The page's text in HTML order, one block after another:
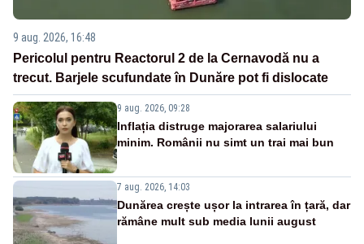
9 aug. 2026, 16:48
Pericolul pentru Reactorul 2 de la Cernavodă nu a
trecut. Barjele scufundate în Dunăre pot fi dislocate
9 aug. 2026, 09:28
Inflația distruge majorarea salariului
minim. Românii nu simt un trai mai bun
7 aug. 2026, 14:03
Dunărea crește ușor la intrarea în țară, dar
rămâne mult sub media lunii august